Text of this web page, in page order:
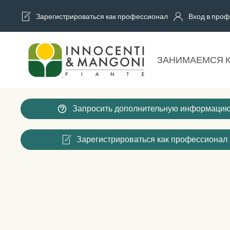
Skip to main content
Зарегистрироваться как профессионал Вход в
ЗАНИМАЕМСЯ
Запросить дополнительную
Зарегистрироваться как профессионал